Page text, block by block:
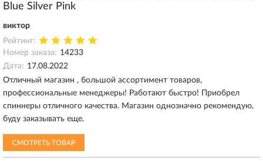
Blue Silver Pink
виктор
Рейтинг:
Номер заказа: 14233
Дата: 17.08.2022
Отличный магазин , большой ассортимент товаров,
профессиональные менеджеры! Работают быстро! Приобрел
спиннеры отличного качества. Магазин однозначно рекомендую,
буду заказывать еще.
СМОТРЕТЬ ТОВАР